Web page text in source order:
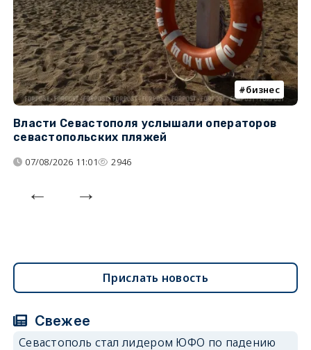
бизнес
Власти Севастополя услышали операторов
севастопольских пляжей
07/08/2026 11:01 2946
Прислать новость
Свежее
Севастополь стал лидером ЮФО по падению